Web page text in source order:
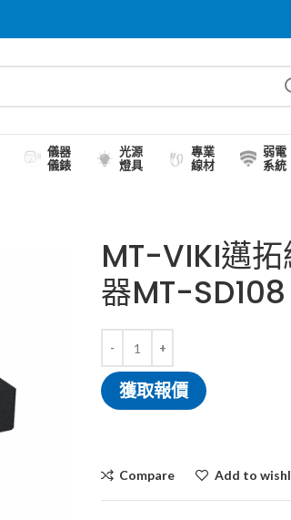
儀器
儀錶
光源
燈具
專業
線材
弱電
系統
MT-VIKI邁拓
器MT-SD108
獲取報價
Compare Add to